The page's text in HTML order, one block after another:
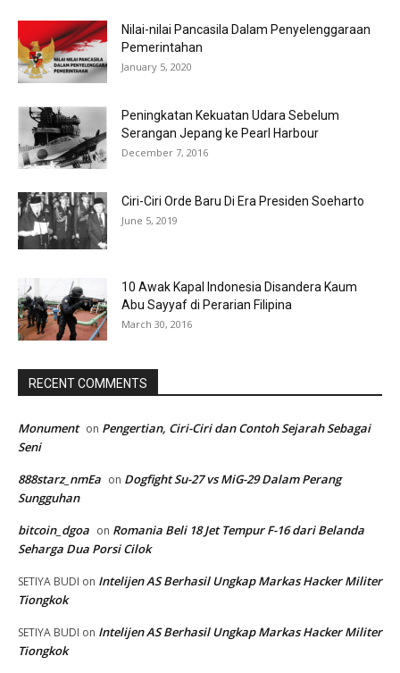
Nilai-nilai Pancasila Dalam Penyelenggaraan
Pemerintahan
January 5, 2020
Peningkatan Kekuatan Udara Sebelum
Serangan Jepang ke Pearl Harbour
December 7, 2016
Ciri-Ciri Orde Baru Di Era Presiden Soeharto
June 5, 2019
10 Awak Kapal Indonesia Disandera Kaum
Abu Sayyaf di Perarian Filipina
March 30, 2016
RECENT COMMENTS
Monument on Pengertian, Ciri-Ciri dan Contoh Sejarah Sebagai
Seni
888starz_nmEa on Dogfight Su-27 vs MiG-29 Dalam Perang
Sungguhan
bitcoin_dgoa on Romania Beli 18 Jet Tempur F-16 dari Belanda
Seharga Dua Porsi Cilok
SETIYA BUDI on Intelijen AS Berhasil Ungkap Markas Hacker Militer
Tiongkok
SETIYA BUDI on Intelijen AS Berhasil Ungkap Markas Hacker Militer
Tiongkok